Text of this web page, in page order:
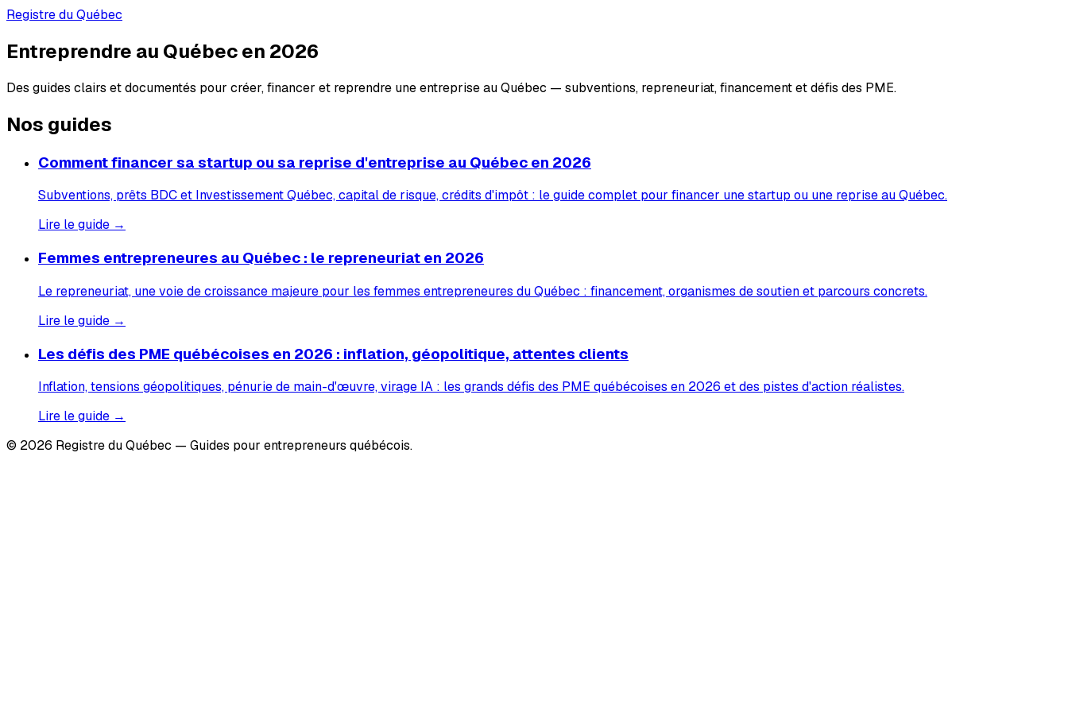
Registre du Québec
Entreprendre au Québec en 2026
Des guides clairs et documentés pour créer, financer et reprendre une entreprise au Québec — subventions, repreneuriat, financement et défis des PME.
Nos guides
Comment financer sa startup ou sa reprise d'entreprise au Québec en 2026
Subventions, prêts BDC et Investissement Québec, capital de risque, crédits d'impôt : le guide complet pour financer une startup ou une reprise au Québec.
Lire le guide →
Femmes entrepreneures au Québec : le repreneuriat en 2026
Le repreneuriat, une voie de croissance majeure pour les femmes entrepreneures du Québec : financement, organismes de soutien et parcours concrets.
Lire le guide →
Les défis des PME québécoises en 2026 : inflation, géopolitique, attentes clients
Inflation, tensions géopolitiques, pénurie de main-d'œuvre, virage IA : les grands défis des PME québécoises en 2026 et des pistes d'action réalistes.
Lire le guide →
© 2026 Registre du Québec — Guides pour entrepreneurs québécois.